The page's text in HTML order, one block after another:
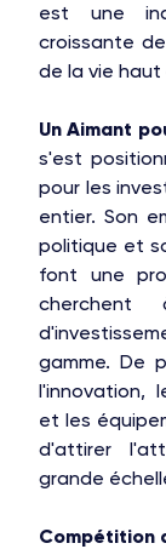
est une
croissante
de la vie haut
Un Aimant
s'est
pour les
entier. Son
politique et
font une
cherchent
gamme. De
l'innovation,
et les
d'attirer
grande
Compétition